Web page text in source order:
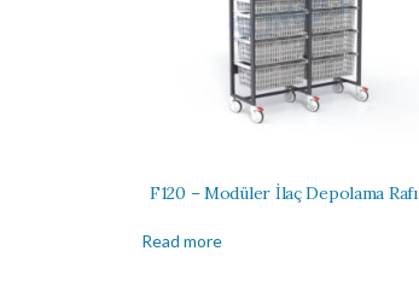
F120 – Modüler İlaç Depolama Rafı
Read more